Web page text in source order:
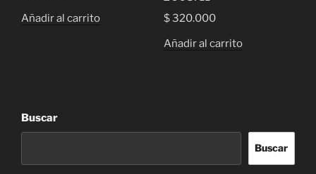
Añadir al carrito
$320.000
Añadir al carrito
Buscar
Buscar